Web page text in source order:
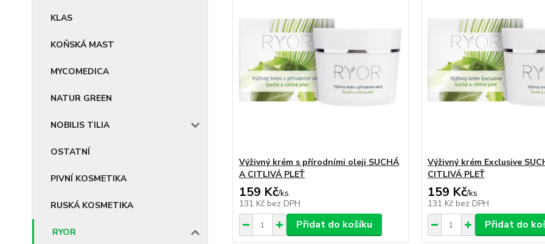
KLAS
KOŇSKÁ MAST
MYCOMEDICA
NATUR GREEN
NOBILIS TILIA
OSTATNÍ
PIVNÍ KOSMETIKA
RUSKÁ KOSMETIKA
RYOR
Výživný krém s přírodními oleji SUCHÁ
A CITLIVÁ PLEŤ
159 Kč/ks
131 Kč bez DPH
Přidat do košíku
Výživný krém Exclusive
CITLIVÁ PLEŤ
159 Kč/ks
131 Kč bez DPH
Přidat do